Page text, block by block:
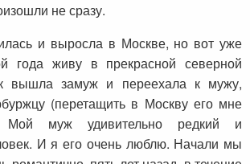
не сразу.
и выросла в Москве, но вот уже
года живу в прекрасной северной
вышла замуж и переехала к мужу,
(перетащить в Москву его мне
Мой муж удивительно редкий и
И я его очень люблю. Начали мы